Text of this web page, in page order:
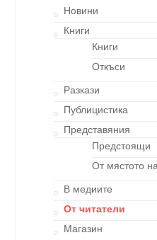
Новини
Книги
Книги
Откъси
Разкази
Публицистика
Представяния
Предстоящи
От мястото
В медиите
От читатели
Магазин